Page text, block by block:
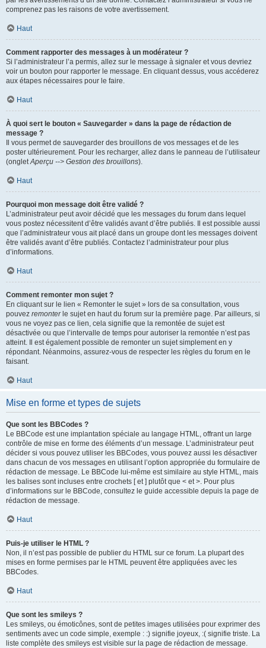
comprenez pas les raisons de votre avertissement.
Haut
Comment rapporter des messages à un modérateur ?
Si l’administrateur l’a permis, allez sur le message à signaler et vous devriez
voir un bouton pour rapporter le message. En cliquant dessus, vous accéderez
aux étapes nécessaires pour le faire.
Haut
À quoi sert le bouton « Sauvegarder » dans la page de rédaction de
message ?
Il vous permet de sauvegarder des brouillons de vos messages et de les
poster ultérieurement. Pour les recharger, allez dans le panneau de l’utilisateur
(ongletAperçu --> Gestion des brouillons).
Haut
Pourquoi mon message doit être validé ?
L’administrateur peut avoir décidé que les messages du forum dans lequel
vous postez nécessitent d’être validés avant d’être publiés. Il est possible aussi
que l’administrateur vous ait placé dans un groupe dont les messages doivent
être validés avant d’être publiés. Contactez l’administrateur pour plus
d’informations.
Haut
Comment remonter mon sujet ?
En cliquant sur le lien « Remonter le sujet » lors de sa consultation, vous
pouvez remonterle sujet en haut du forum sur la première page. Par ailleurs, si
vous ne voyez pas ce lien, cela signifie que la remontée de sujet est
désactivée ou que l’intervalle de temps pour autoriser la remontée n’est pas
atteint. Il est également possible de remonter un sujet simplement en y
répondant. Néanmoins, assurez-vous de respecter les règles du forum en le
faisant.
Haut
Mise en forme et types de sujets
Que sont les BBCodes ?
Le BBCode est une implantation spéciale au langage HTML, offrant un large
contrôle de mise en forme des éléments d’un message. L’administrateur peut
décider si vous pouvez utiliser les BBCodes, vous pouvez aussi les désactiver
dans chacun de vos messages en utilisant l’option appropriée du formulaire de
rédaction de message. Le BBCode lui-même est similaire au style HTML, mais
les balises sont incluses entre crochets [ et ] plutôt que < et >. Pour plus
d’informations sur le BBCode, consultez le guide accessible depuis la page de
rédaction de message.
Haut
Puis-je utiliser le HTML ?
Non, il n’est pas possible de publier du HTML sur ce forum. La plupart des
mises en forme permises par le HTML peuvent être appliquées avec les
BBCodes.
Haut
Que sont les smileys ?
Les smileys, ou émoticônes, sont de petites images utilisées pour exprimer des
sentiments avec un code simple, exemple : :) signifie joyeux, :( signifie triste. La
liste complète des smileys est visible sur la page de rédaction de message.